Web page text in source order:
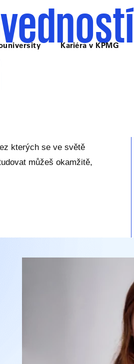
Kariéra v KPMG
kterých se ve světě
můžeš okamžitě,